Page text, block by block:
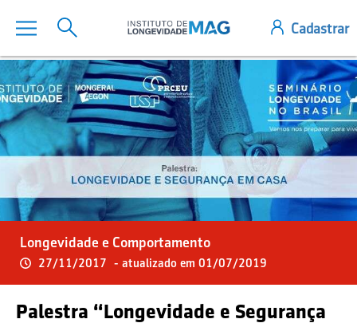
Longevidade e Comportamento
27/11/2017 - atualizado em 01/07/2019
Palestra “Longevidade e Segurança